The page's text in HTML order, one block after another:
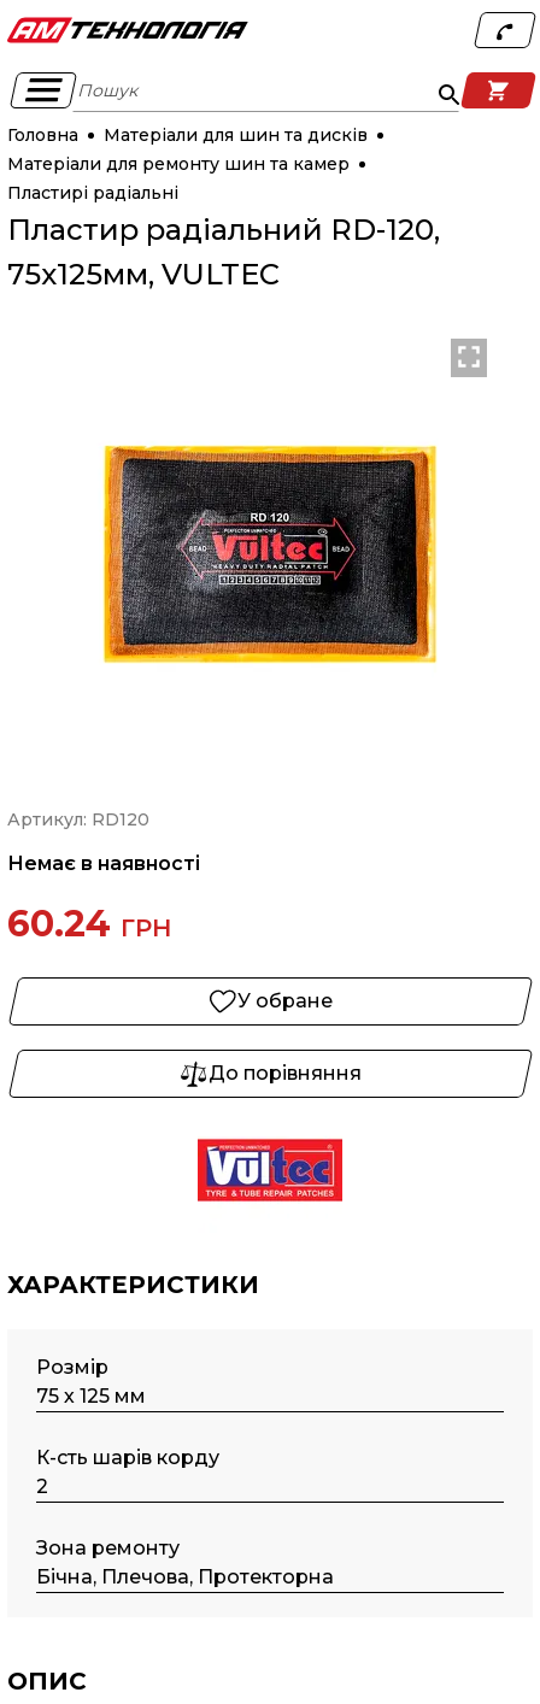
Пошук
Головна
Матеріали для шин та дисків
Матеріали для ремонту шин та камер
Пластирі радіальні
Пластир радіальний RD-120,
75х125мм, VULTEC
Артикул: RD120
Немає в наявності
60.24 ГРН
У обране
До порівняння
ХАРАКТЕРИСТИКИ
Розмір
75 х 125 мм
К-сть шарів корду
2
Зона ремонту
Бічна, Плечова, Протекторна
ОПИС